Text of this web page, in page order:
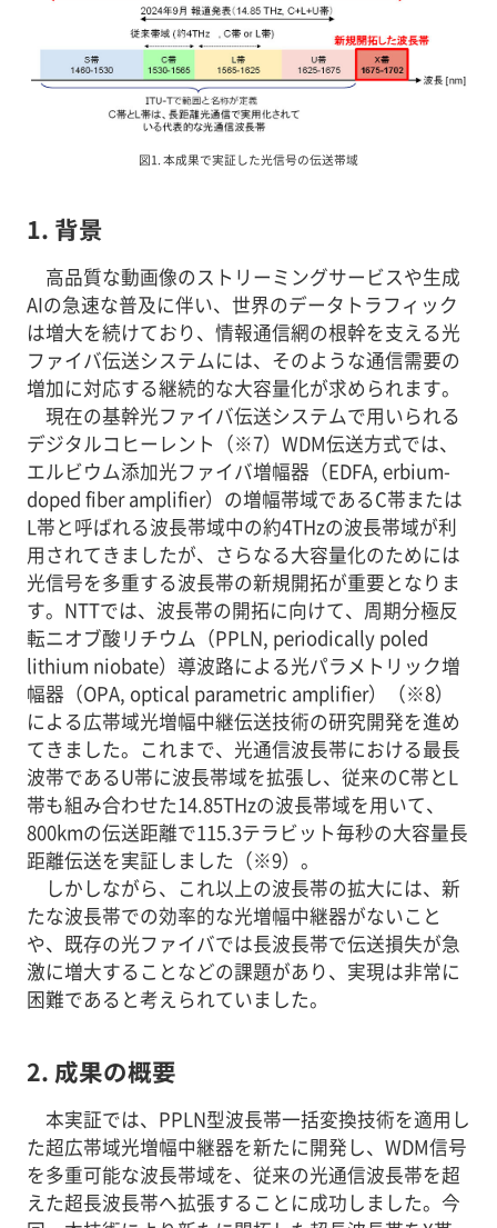
図1. 本成果で実証した光信号の伝送帯域
1. 背景
高品質な動画像のストリーミングサービスや生成
AIの急速な普及に伴い、世界のデータトラフィック
は増大を続けており、情報通信網の根幹を支える光
ファイバ伝送システムには、そのような通信需要の
増加に対応する継続的な大容量化が求められます。
現在の基幹光ファイバ伝送システムで用いられる
デジタルコヒーレント（※7）WDM伝送方式では、
エルビウム添加光ファイバ増幅器（EDFA, erbium-
doped fiber amplifier）の増幅帯域であるC帯または
L帯と呼ばれる波長帯域中の約4THzの波長帯域が利
用されてきましたが、さらなる大容量化のためには
光信号を多重する波長帯の新規開拓が重要となりま
す。NTTでは、波長帯の開拓に向けて、周期分極反
転ニオブ酸リチウム（PPLN, periodically poled
lithium niobate）導波路による光パラメトリック増
幅器（OPA, optical parametric amplifier）（※8）
による広帯域光増幅中継伝送技術の研究開発を進め
てきました。これまで、光通信波長帯における最長
波帯であるU帯に波長帯域を拡張し、従来のC帯とL
帯も組み合わせた14.85THzの波長帯域を用いて、
800kmの伝送距離で115.3テラビット毎秒の大容量長
距離伝送を実証しました（※9）。
しかしながら、これ以上の波長帯の拡大には、新
たな波長帯での効率的な光増幅中継器がないこと
や、既存の光ファイバでは長波長帯で伝送損失が急
激に増大することなどの課題があり、実現は非常に
困難であると考えられていました。
2. 成果の概要
本実証では、PPLN型波長帯一括変換技術を適用し
た超広帯域光増幅中継器を新たに開発し、WDM信号
を多重可能な波長帯域を、従来の光通信波長帯を超
えた超長波長帯へ拡張することに成功しました。今